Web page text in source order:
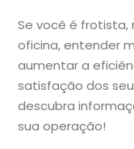
Se você é
oficina, entender
aumentar a
satisfação dos
descubra
sua operação!